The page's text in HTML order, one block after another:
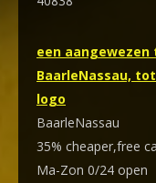
een
BaarleNassau,
logo
BaarleNassau
35% cheaper,free
Ma-Zon 0/24 open